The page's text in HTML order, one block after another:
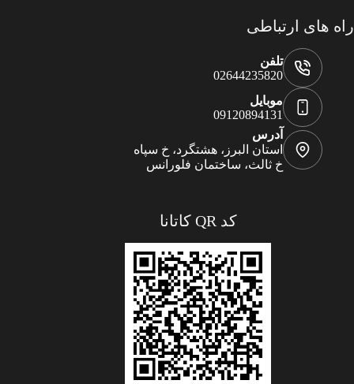
راه های ارتباطی
تلفن
02644235820
موبایل
09120894131
آدرس
استان البرز، هشتگرد، خ سپاه
خ ثالث، ساختمان فلورانس
کد QR کاتانا